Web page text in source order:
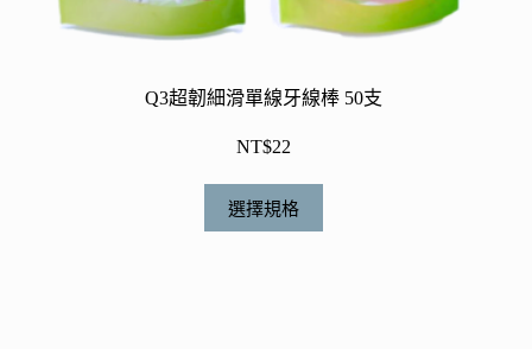
Q3超韌細滑單線牙線棒 50支
NT$22
選擇規格
此
產